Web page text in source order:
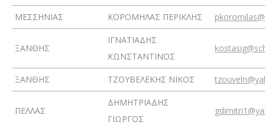
ΜΕΣΣΗΝΙΑΣ ΚΟΡΟΜΗΛΑΣ ΠΕΡΙΚΛΗΣ
ΞΑΝΘΗΣ
ΙΓΝΑΤΙΑΔΗΣ
ΚΩΝΣΤΑΝΤΙΝΟΣ
ΞΑΝΘΗΣ ΤΖΟΥΒΕΛΕΚΗΣ ΝΙΚΟΣ
ΠΕΛΛΑΣ
ΔΗΜΗΤΡΙΑΔΗΣ
ΓΙΩΡΓΟΣ